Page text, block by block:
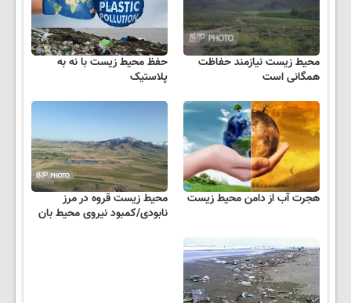
محیط زیست نیازمند حفاظت
همگانی است
حفظ محیط زیست با نه به
پلاستیک
هجرت آب از دامن محیط زیست
محیط زیست قروه در مرز
نابودی/کمبود نیروی محیط بان